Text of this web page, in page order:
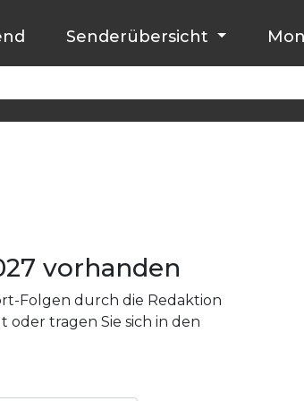
Senderübersicht
vorhanden
Folgen durch die Redaktion
oder tragen Sie sich in den